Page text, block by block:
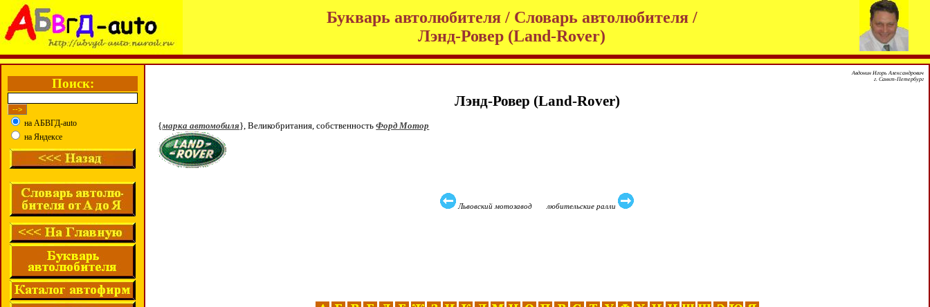
Букварь автолюбителя / Словарь автолюбителя /
Лэнд-Ровер (Land-Rover)
Поиск:
на АБВГД-auto
на Яндексе
Авдонин Игорь Александрович
г. Санкт-Петербург
Лэнд-Ровер (Land-Rover)
{марка автомобиля}, Великобритания, собственностьФорд Мотор
Львовский мотозавод любительские ралли